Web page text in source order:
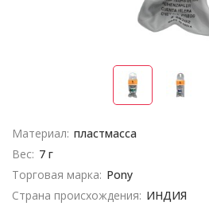
Материал: пластмасса
Вес: 7 г
Торговая марка: Pony
Страна происхождения: ИНДИЯ